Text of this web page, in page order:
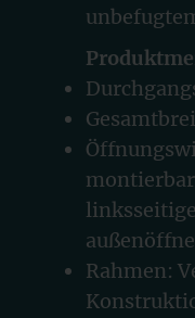
Rahmen: